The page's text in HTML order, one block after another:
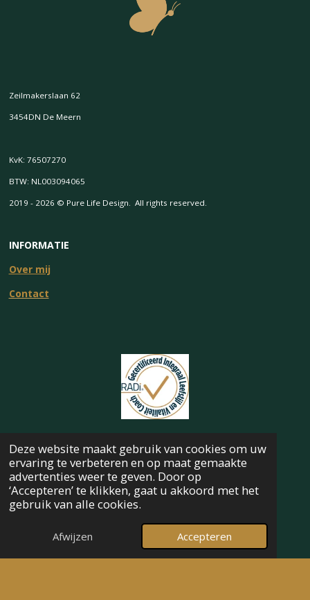
Deze website maakt gebruik van cookies om uw
ervaring te verbeteren en op maat gemaakte
advertenties weer te geven. Door op
‘Accepteren’ te klikken, gaat u akkoord met het
gebruik van alle cookies.
Afwijzen Accepteren
Zeilmakerslaan 62
3454DN De Meern
KvK: 76507270
BTW: NL003094065
2019 - 2026 © Pure Life Design. All rights reserved.
INFORMATIE
Over mij
Contact
L
i
n
k
I
n
s
t
g
Privacy Verklaring
Algemene Voorwaarden